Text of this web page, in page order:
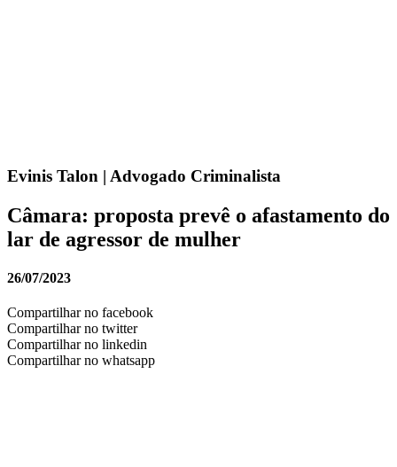
Evinis Talon | Advogado Criminalista
Câmara: proposta prevê o afastamento do
lar de agressor de mulher
26/07/2023
Compartilhar no facebook
Compartilhar no twitter
Compartilhar no linkedin
Compartilhar no whatsapp